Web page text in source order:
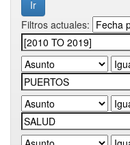
Filtros actuales: